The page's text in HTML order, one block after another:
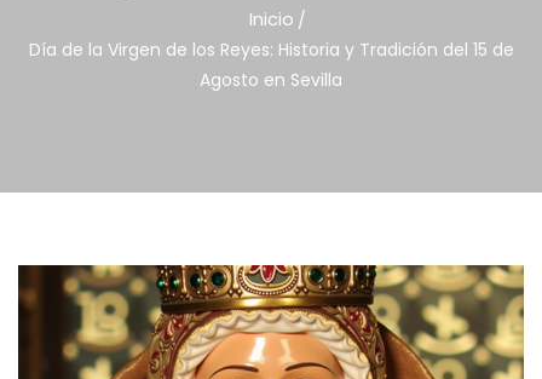
Inicio
Día de la Virgen de los Reyes: Historia y Tradición del 15 de
Agosto en Sevilla